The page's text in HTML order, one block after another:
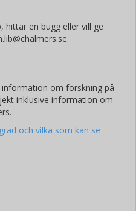
hittar en bugg eller vill ge
information om forskning på
inklusive information om
och vilka som kan se